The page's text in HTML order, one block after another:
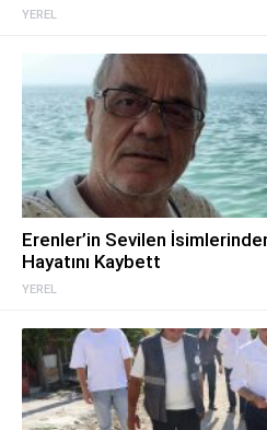
YEREL
YEREL
Erenler’in Sevilen
Hayatını Kaybett